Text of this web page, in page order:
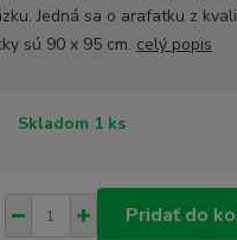
Jedná sa o arafatku z
sú 90 x 95 cm. celý popis
Skladom 1 ks
Pridať do